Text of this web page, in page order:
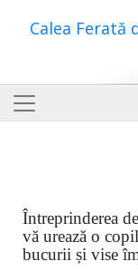
Calea Ferată
Întreprinderea
vă urează o
bucurii și vise